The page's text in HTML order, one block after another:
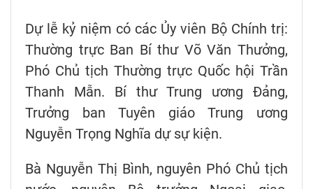
Dự lễ kỷ niệm có các Ủy viên Bộ Chính trị:
Thường trực Ban Bí thư Võ Văn Thưởng,
Phó Chủ tịch Thường trực Quốc hội Trần
Thanh Mẫn. Bí thư Trung ương Đảng,
Trưởng ban Tuyên giáo Trung ương
Nguyễn Trọng Nghĩa dự sự kiện.
Bà Nguyễn Thị Bình, nguyên Phó Chủ tịch